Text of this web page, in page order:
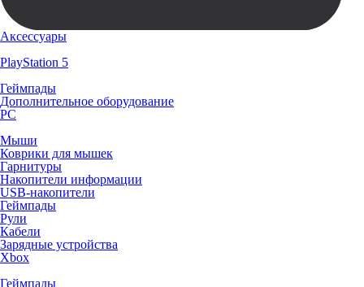
Аксессуары
PlayStation 5
Геймпады
Дополнительное оборудование
PC
Мыши
Коврики для мышек
Гарнитуры
Накопители информации
USB-накопители
Геймпады
Рули
Кабели
Зарядные устройства
Xbox
Геймпады